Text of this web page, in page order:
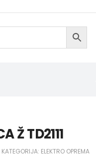
Ž TD2111
KATEGORIJA: ELEKTRO OPREMA